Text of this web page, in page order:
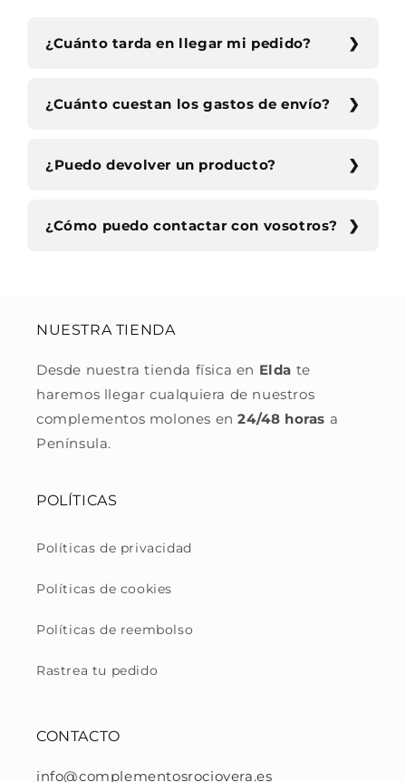
¿Cuánto tarda en llegar mi pedido?
¿Cuánto cuestan los gastos de envío?
¿Puedo devolver un producto?
¿Cómo puedo contactar con vosotros?
NUESTRA TIENDA
Desde nuestra tienda física en Elda te
haremos llegar cualquiera de nuestros
complementos molones en24/48 horas a
Península.
POLÍTICAS
Políticas de privacidad
Políticas de cookies
Políticas de reembolso
Rastrea tu pedido
CONTACTO
info@complementosrociovera.es